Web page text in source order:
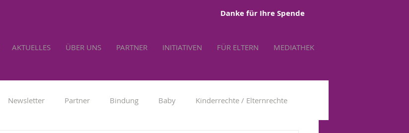
Danke für Ihre Spende
AKTUELLES ÜBER UNS PARTNER INITIATIVEN FÜR ELTERN MEDIATHEK
Newsletter Partner Bindung Baby Kinderrechte / Elternrechte